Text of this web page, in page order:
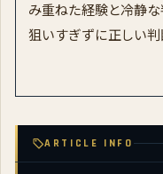
み重ねた経験と冷静
狙いすぎずに正しい
ARTICLE INFO